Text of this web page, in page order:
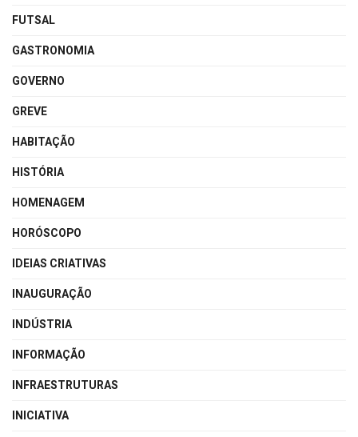
FUTSAL
GASTRONOMIA
GOVERNO
GREVE
HABITAÇÃO
HISTÓRIA
HOMENAGEM
HORÓSCOPO
IDEIAS CRIATIVAS
INAUGURAÇÃO
INDÚSTRIA
INFORMAÇÃO
INFRAESTRUTURAS
INICIATIVA